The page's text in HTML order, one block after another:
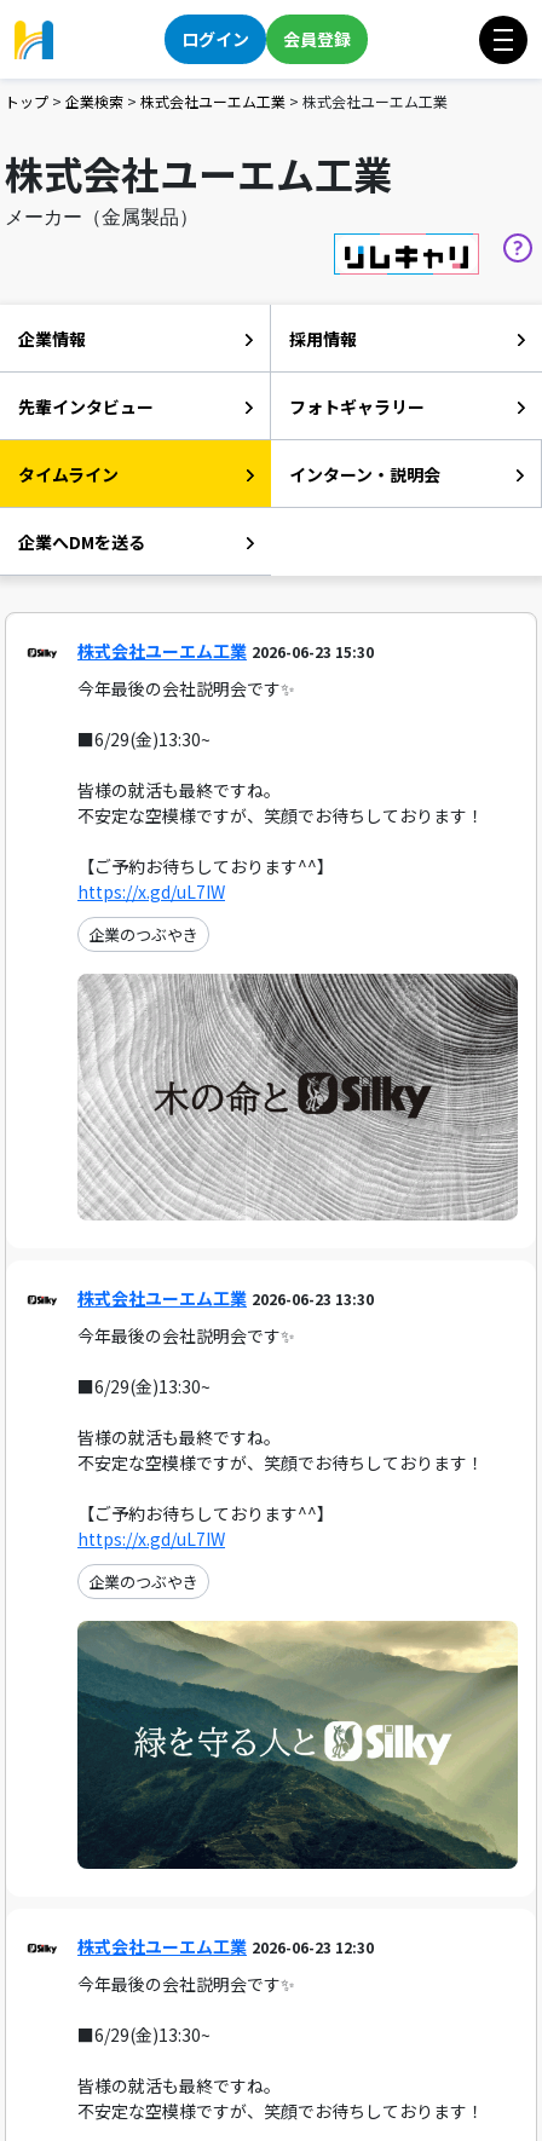
ログイン 会員登録
トップ > 企業検索 > 株式会社ユーエム工業 > 株式会社ユーエム工業
株式会社ユーエム工業
メーカー（金属製品）
企業情報 採用情報
先輩インタビュー フォトギャラリー
タイムライン インターン・説明会
企業へDMを送る
株式会社ユーエム工業 2026-06-23 15:30
今年最後の会社説明会です✨️
■6/29(金)13:30~
皆様の就活も最終ですね。
不安定な空模様ですが、笑顔でお待ちしております！
【ご予約お待ちしております^^】
https://x.gd/uL7IW
企業のつぶやき
株式会社ユーエム工業 2026-06-23 13:30
今年最後の会社説明会です✨️
■6/29(金)13:30~
皆様の就活も最終ですね。
不安定な空模様ですが、笑顔でお待ちしております！
【ご予約お待ちしております^^】
https://x.gd/uL7IW
企業のつぶやき
株式会社ユーエム工業 2026-06-23 12:30
今年最後の会社説明会です✨️
■6/29(金)13:30~
皆様の就活も最終ですね。
不安定な空模様ですが、笑顔でお待ちしております！